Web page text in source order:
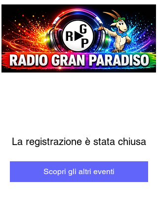
La registrazione è stata chiusa
Scopri gli altri eventi